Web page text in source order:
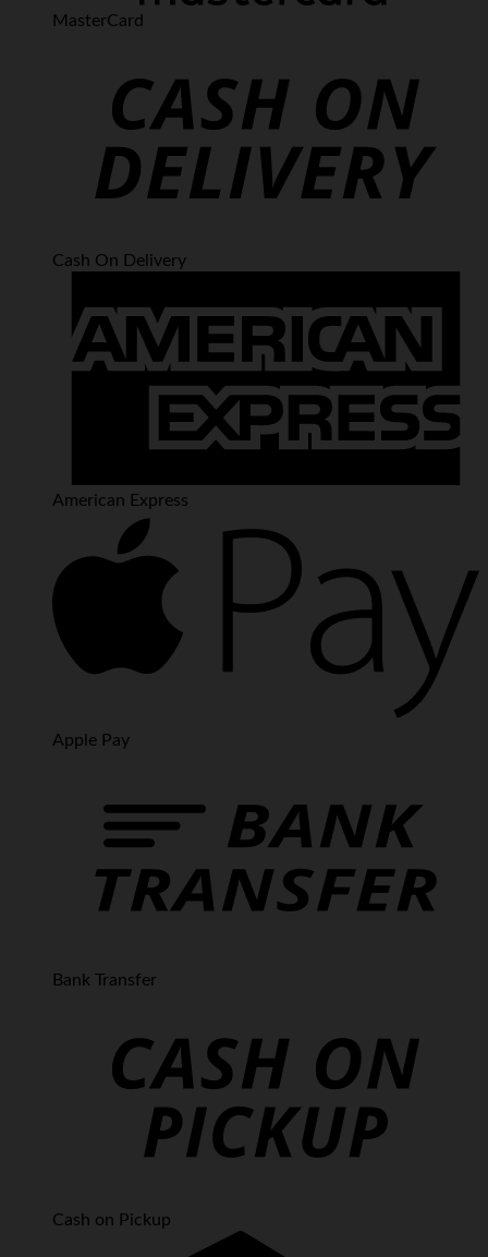
MasterCard
Cash On Delivery
American Express
Apple Pay
Bank Transfer
Cash on Pickup